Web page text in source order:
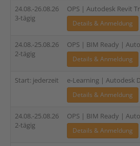
24.08.-26.08.26
3-tägig
OPS | Autodesk Revit
Details & Anmeldung
24.08.-25.08.26
2-tägig
OPS | BIM Ready |
Details & Anmeldung
Start: jederzeit e-Learning | Autodesk
Details & Anmeldung
24.08.-25.08.26
2-tägig
OPS | BIM Ready |
Details & Anmeldung